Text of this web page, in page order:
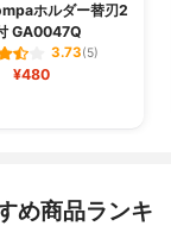
ホルダー替刃2
GA0047Q
3.73(5)
¥480
め商品ランキ